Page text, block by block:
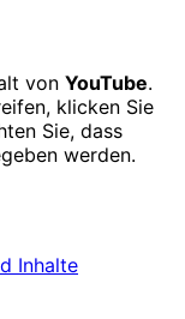
von YouTube.
klicken Sie
Sie, dass
werden.
Inhalte